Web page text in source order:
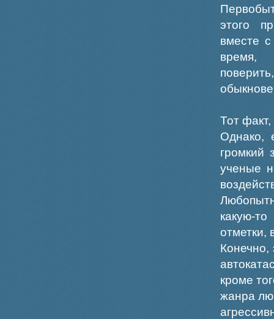
этого
вместе
время,
Тот
Однако,
громкий
ученые
какую-
отметки,
Конечно,
кроме
жанра